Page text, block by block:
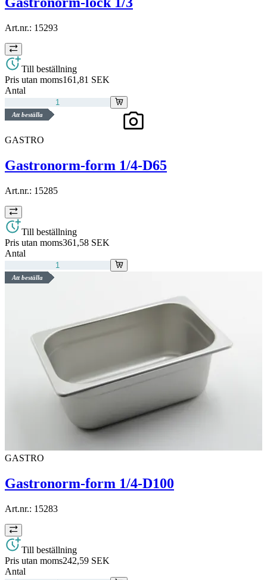
Art.nr.: 15293
Till beställning
Pris utan moms161,81 SEK
Antal
Att beställa
GASTRO
Gastronorm-form 1/4-D65
Art.nr.: 15285
Till beställning
Pris utan moms361,58 SEK
Antal
Att beställa
GASTRO
Gastronorm-form 1/4-D100
Art.nr.: 15283
Till beställning
Pris utan moms242,59 SEK
Antal